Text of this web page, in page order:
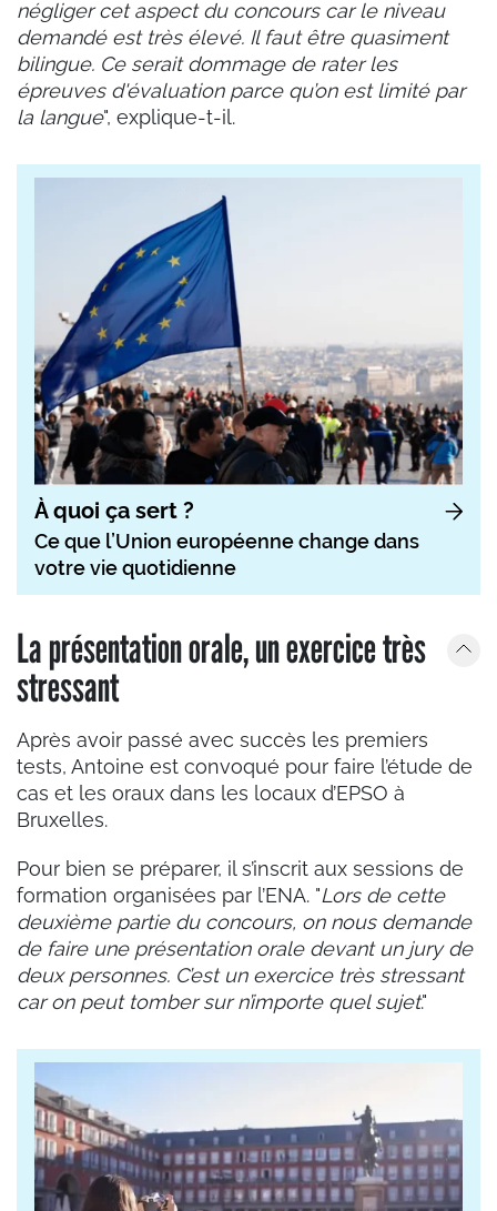
négliger cet aspect du concours car le niveau
demandé est très élevé. Il faut être quasiment
bilingue. Ce serait dommage de rater les
épreuves d'évaluation parce qu’on est limité par
la langue", explique-t-il.
À quoi ça sert ?
Ce que l’Union européenne change dans
votre vie quotidienne
La présentation orale, un exercice très
stressant
Après avoir passé avec succès les premiers
tests, Antoine est convoqué pour faire l’étude de
cas et les oraux dans les locaux d’EPSO à
Bruxelles.
Pour bien se préparer, il s’inscrit aux sessions de
formation organisées par l’ENA. "Lors de cette
deuxième partie du concours, on nous demande
de faire une présentation orale devant un jury de
deux personnes. C’est un exercice très stressant
car on peut tomber sur n’importe quel sujet."